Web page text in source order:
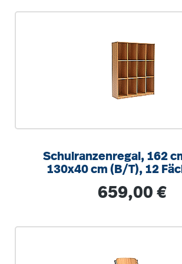
Schulranzenregal, 162
130x40 cm (B/T), 12
Regulärer Preis:
659,00 €